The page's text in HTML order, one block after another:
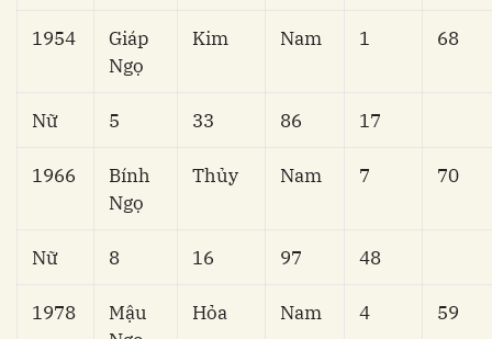
1954
Giáp
Ngọ
Kim Nam 1 68
Nữ 5 33 86 17
1966
Bính
Ngọ
Thủy Nam 7 70
Nữ 8 16 97 48
1978
Mậu
Hỏa Nam 4 59